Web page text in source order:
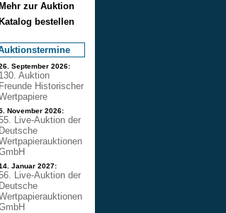
Mehr zur Auktion
Katalog bestellen
September 2026:
130. Auktion
Freunde Historischer
November 2026:
Live-Auktion der
Deutsche
Januar 2027:
Live-Auktion der
Deutsche